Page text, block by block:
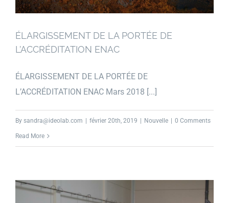
ÉLARGISSEMENT DE LA PORTÉE DE
L’ACCRÉDITATION ENAC
ÉLARGISSEMENT DE LA PORTÉE DE
L’ACCRÉDITATION ENAC Mars 2018 [...]
By sandra@ideolab.com février 20th, 2019 Nouvelle 0 Comments
Read More